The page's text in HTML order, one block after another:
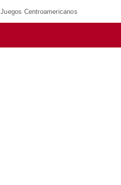
Juegos Centroamericanos